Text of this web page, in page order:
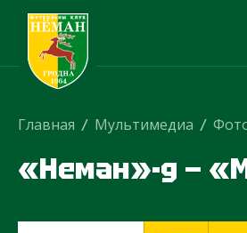
Главная / Мультимедиа /
«Неман»-д —